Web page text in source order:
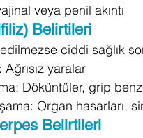
veya penil akıntı
Belirtileri
ciddi sağlık
yaralar
Döküntüler, grip
Organ hasarları,
Belirtileri